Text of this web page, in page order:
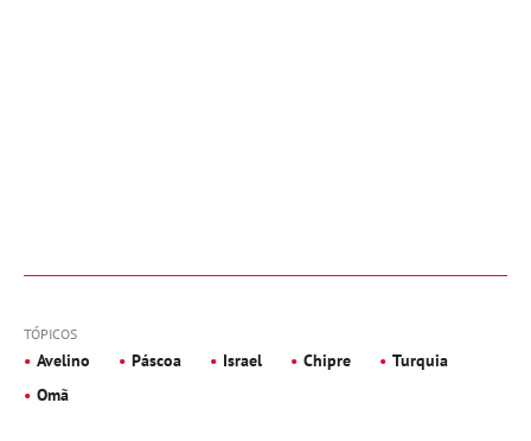
TÓPICOS
Avelino Páscoa Israel Chipre
Turquia
Omã